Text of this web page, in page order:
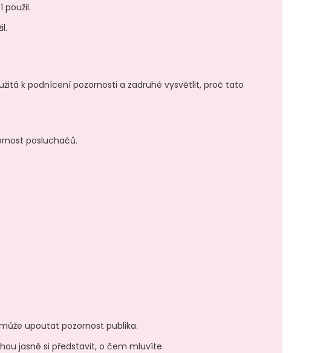
použil.
k podnícení pozornosti a zadruhé vysvětlit, proč tato
posluchačů.
upoutat pozornost publika.
jasně si představit, o čem mluvíte.